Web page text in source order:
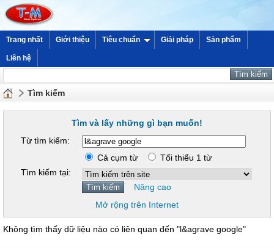
Trang nhất Giới thiệu Tiêu chuẩn Giải pháp Sản phẩm
Liên hệ
Tìm kiếm
Tìm và lấy những gì bạn muốn!
Từ tìm kiếm:
Cả cụm từ
Tối thiểu 1 từ
Tìm kiếm tại:
Nâng cao
Mở rộng trên Internet
Không tìm thấy dữ liệu nào có liên quan đến "l&agrave google"